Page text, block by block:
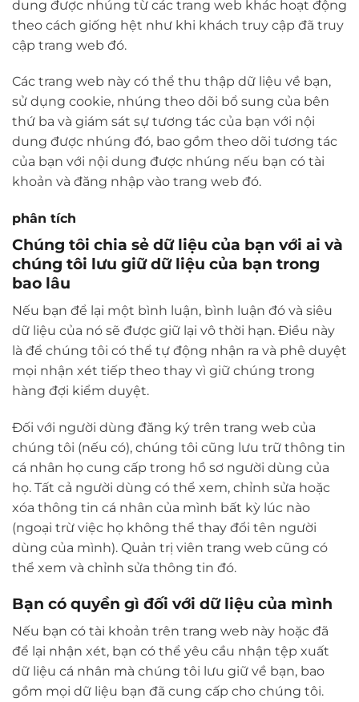
dung được nhúng từ các trang web khác hoạt động
theo cách giống hệt như khi khách truy cập đã truy
cập trang web đó.
Các trang web này có thể thu thập dữ liệu về bạn,
sử dụng cookie, nhúng theo dõi bổ sung của bên
thứ ba và giám sát sự tương tác của bạn với nội
dung được nhúng đó, bao gồm theo dõi tương tác
của bạn với nội dung được nhúng nếu bạn có tài
khoản và đăng nhập vào trang web đó.
phân tích
Chúng tôi chia sẻ dữ liệu của bạn với ai và
chúng tôi lưu giữ dữ liệu của bạn trong
bao lâu
Nếu bạn để lại một bình luận, bình luận đó và siêu
dữ liệu của nó sẽ được giữ lại vô thời hạn. Điều này
là để chúng tôi có thể tự động nhận ra và phê duyệt
mọi nhận xét tiếp theo thay vì giữ chúng trong
hàng đợi kiểm duyệt.
Đối với người dùng đăng ký trên trang web của
chúng tôi (nếu có), chúng tôi cũng lưu trữ thông tin
cá nhân họ cung cấp trong hồ sơ người dùng của
họ. Tất cả người dùng có thể xem, chỉnh sửa hoặc
xóa thông tin cá nhân của mình bất kỳ lúc nào
(ngoại trừ việc họ không thể thay đổi tên người
dùng của mình). Quản trị viên trang web cũng có
thể xem và chỉnh sửa thông tin đó.
Bạn có quyền gì đối với dữ liệu của mình
Nếu bạn có tài khoản trên trang web này hoặc đã
để lại nhận xét, bạn có thể yêu cầu nhận tệp xuất
dữ liệu cá nhân mà chúng tôi lưu giữ về bạn, bao
gồm mọi dữ liệu bạn đã cung cấp cho chúng tôi.